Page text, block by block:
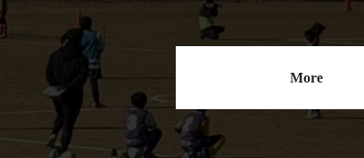
More